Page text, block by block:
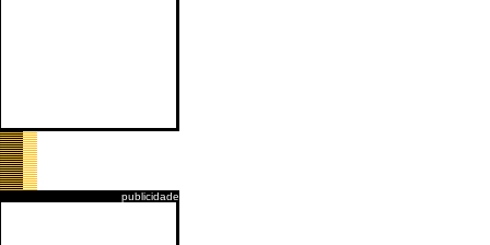
publicidade